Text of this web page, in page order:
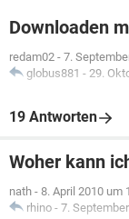
Downloaden
redam02 - 7.
globus881 - 29.
19 Antworten
Woher kann
nath - 8. April 2010 um
rhino - 7.